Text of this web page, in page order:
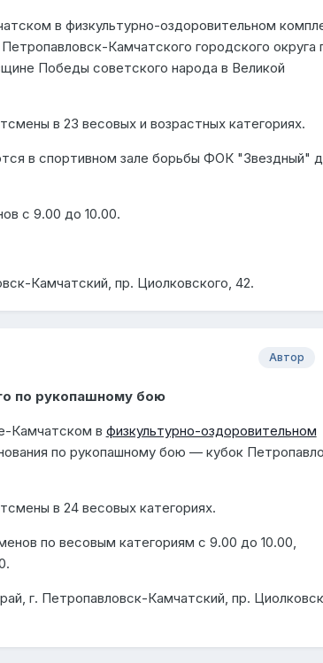
в физкультурно-оздоровительном
Камчатского городского округа
Победы советского народа в Великой
в 23 весовых и возрастных категориях.
в спортивном зале борьбы ФОК "Звездный"
с 9.00 до 10.00.
Камчатский, пр. Циолковского, 42.
Автор
по рукопашному бою
Камчатском в физкультурно-оздоровительном
по рукопашному бою — кубок
в 24 весовых категориях.
по весовым категориям с 9.00 до 10.00,
г. Петропавловск-Камчатский, пр.